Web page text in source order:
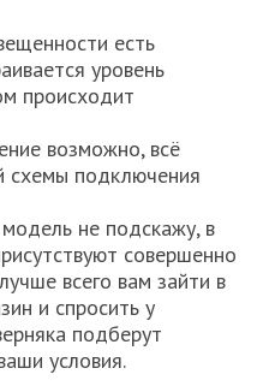
есть
уровень
происходит
возможно, всё
схемы подключения
не подскажу, в
совершенно
всего вам зайти в
и спросить у
подберут
условия.